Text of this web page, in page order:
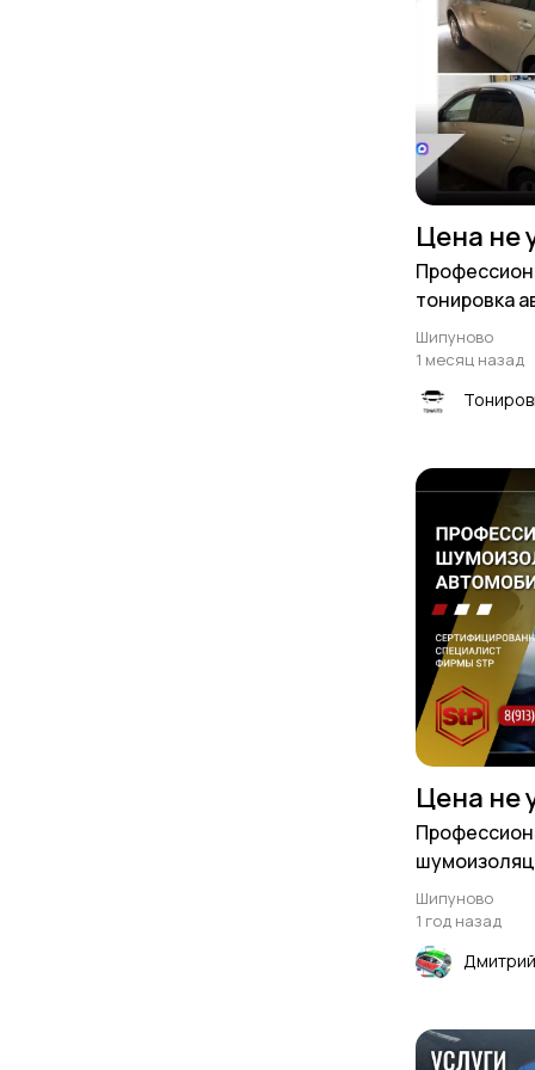
Цена не
тонировка
защитите
создайте
Шипуново
1 месяц назад
Цена не
фирмы STP
Шипуново
1 год назад